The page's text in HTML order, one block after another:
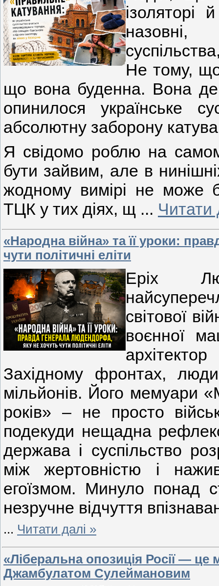
назовні,
Не тому,
що вона буденна. Вона
опинилося українське
абсолютну заборону
Я свідомо роблю на
бути зайвим, але в
жодному вимірі не може
ТЦК у тих діях, щ ... Читати
«Народна війна» та її уроки:
чути політичні еліти
Еріх
світової
воєнної
Західному фронтах,
мільйонів. Його мемуари
років» – не просто
подекуди нещадна
держава і суспільство
між жертовністю і
егоїзмом. Минуло понад
незручне відчуття
... Читати далі »
«Ліберальна опозиція Росії — це
Джамбулатом Сулеймановим